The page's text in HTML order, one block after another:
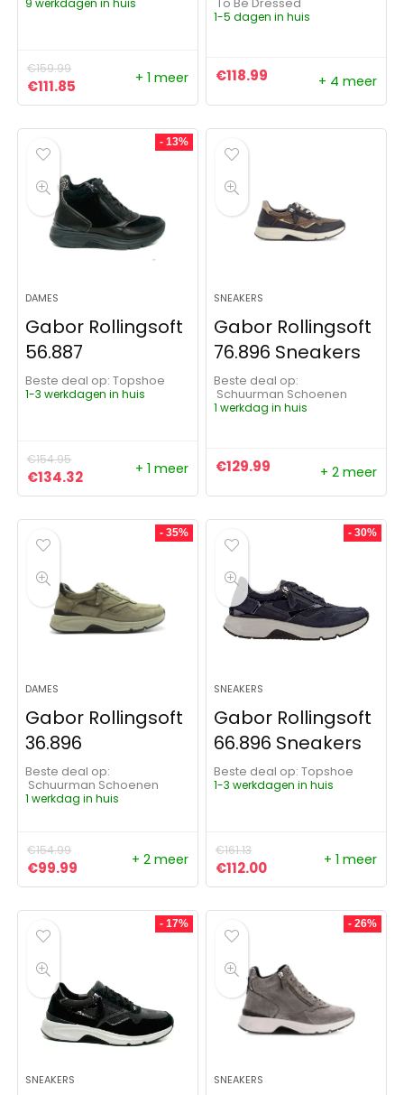
9 werkdagen in huis
€159.99
Oorspronkelijke prijs was: €159.99.
€111.85 Huidige prijs is: €111.85.
+ 1 meer
To Be Dressed
1-5 dagen in huis
€118.99 + 4 meer
- 13%
DAMES
Gabor Rollingsoft
56.887
Beste deal op:
Topshoe
1-3 werkdagen in huis
€154.95
Oorspronkelijke prijs was: €154.95.
€134.32Huidige prijs is: €134.32.
+ 1 meer
SNEAKERS
Gabor Rollingsoft
76.896 Sneakers
Beste deal op:
Schuurman Schoenen
1 werkdag in huis
€129.99 + 2 meer
- 35%
DAMES
Gabor Rollingsoft
36.896
Beste deal op:
Schuurman Schoenen
1 werkdag in huis
€154.99
Oorspronkelijke prijs was: €154.99.
€99.99 Huidige prijs is: €99.99.
+ 2 meer
- 30%
SNEAKERS
Gabor Rollingsoft
66.896 Sneakers
Beste deal op:
Topshoe
1-3 werkdagen in huis
€161.13
Oorspronkelijke prijs was:
€112.00Huidige prijs is:
+ 1 meer
- 17%
SNEAKERS
- 26%
SNEAKERS